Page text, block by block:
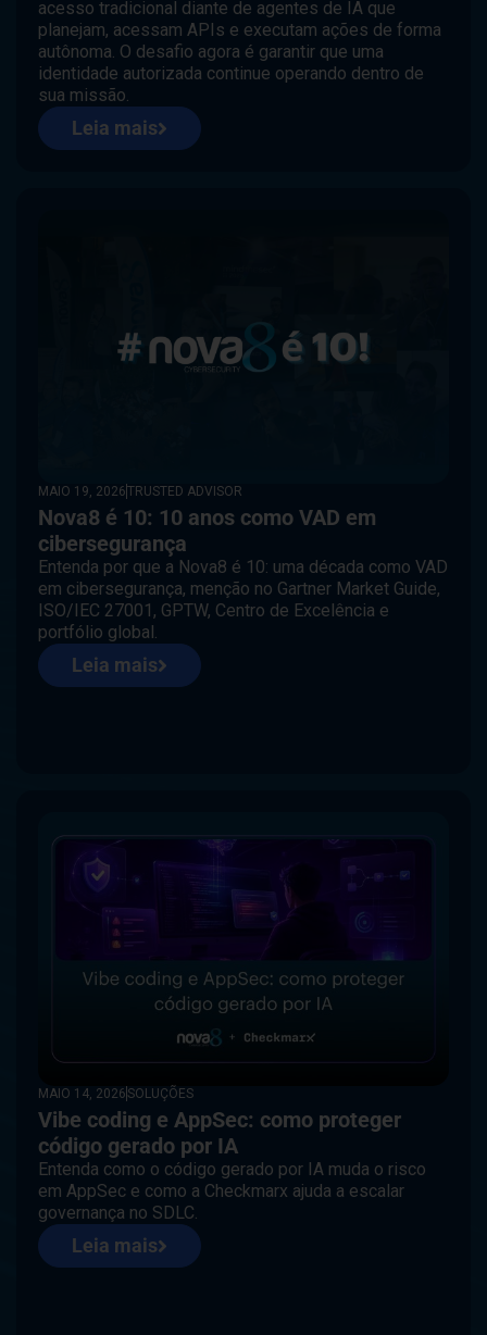
acesso tradicional diante de agentes de IA que
planejam, acessam APIs e executam ações de forma
autônoma. O desafio agora é garantir que uma
identidade autorizada continue operando dentro de
sua missão.
Leia mais
MAIO 19, 2026TRUSTED ADVISOR
Nova8 é 10: 10 anos como VAD em
cibersegurança
Entenda por que a Nova8 é 10: uma década como VAD
em cibersegurança, menção no Gartner Market Guide,
ISO/IEC 27001, GPTW, Centro de Excelência e
portfólio global.
Leia mais
MAIO 14, 2026 SOLUÇÕES
Vibe coding e AppSec: como proteger
código gerado por IA
Entenda como o código gerado por IA muda o risco
em AppSec e como a Checkmarx ajuda a escalar
governança no SDLC.
Leia mais